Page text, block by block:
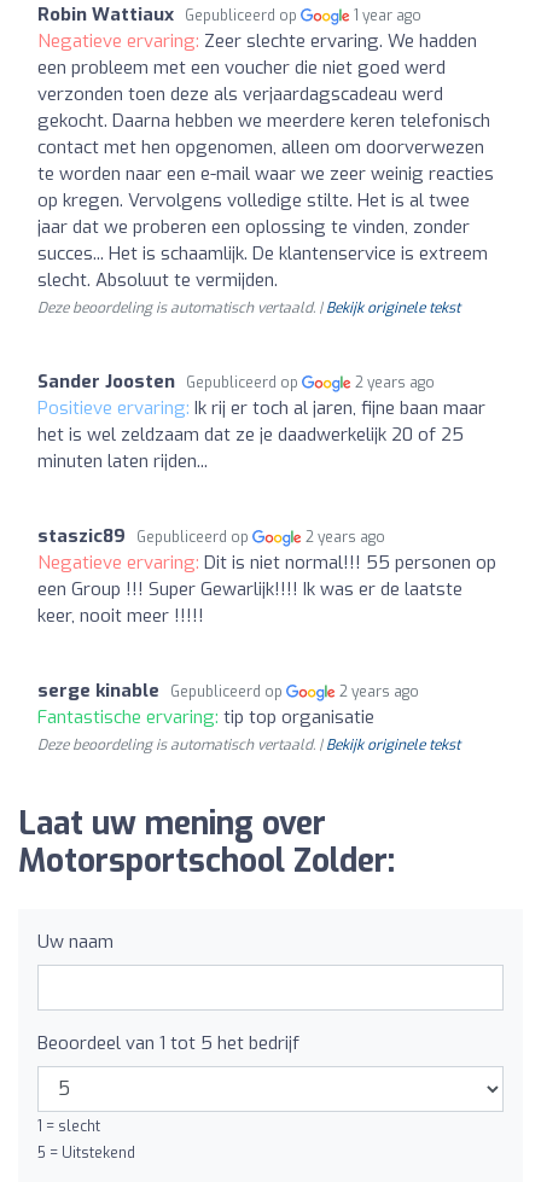
Robin Wattiaux Gepubliceerd op 1 year ago
Negatieve ervaring: Zeer slechte ervaring. We hadden
een probleem met een voucher die niet goed werd
verzonden toen deze als verjaardagscadeau werd
gekocht. Daarna hebben we meerdere keren telefonisch
contact met hen opgenomen, alleen om doorverwezen
te worden naar een e-mail waar we zeer weinig reacties
op kregen. Vervolgens volledige stilte. Het is al twee
jaar dat we proberen een oplossing te vinden, zonder
succes... Het is schaamlijk. De klantenservice is extreem
slecht. Absoluut te vermijden.
Deze beoordeling is automatisch vertaald. |Bekijk originele tekst
Sander Joosten Gepubliceerd op 2 years ago
Positieve ervaring: Ik rij er toch al jaren, fijne baan maar
het is wel zeldzaam dat ze je daadwerkelijk 20 of 25
minuten laten rijden...
staszic89 Gepubliceerd op 2 years ago
Negatieve ervaring: Dit is niet normal!!! 55 personen op
een Group !!! Super Gewarlijk!!!! Ik was er de laatste
keer, nooit meer !!!!!
serge kinable Gepubliceerd op 2 years ago
Fantastische ervaring: tip top organisatie
Deze beoordeling is automatisch vertaald. |Bekijk originele tekst
Laat uw mening over
Motorsportschool Zolder:
Uw naam
Beoordeel van 1 tot 5 het bedrijf
1 = slecht
5 = Uitstekend